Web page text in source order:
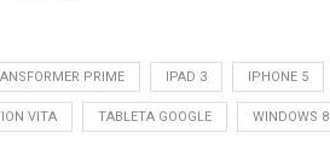
PRIME IPAD 3 IPHONE 5
VITA TABLETA GOOGLE WINDOWS 8